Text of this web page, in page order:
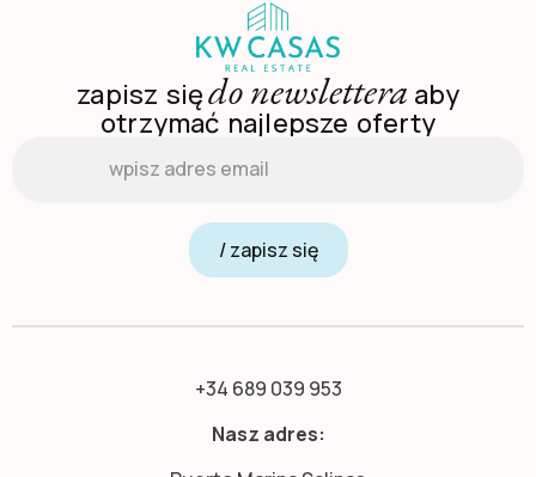
zapisz siędo newslettera aby
otrzymać najlepsze oferty
/ zapisz się
+34 689 039 953
Nasz adres: